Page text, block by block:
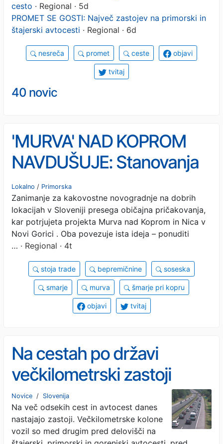
cesto · Regional · 5d
PROMET SE GOSTI: Največ zastojev na primorski in
štajerski avtocesti · Regional · 6d
nesreča promet ceste objavi
tvitaj
40 novic
'MURVA' NAD KOPROM
NAVDUŠUJE: Stanovanja
razprodana, na voljo le še
zadnje hiše (FOTO)
Lokalno / Primorska
Zanimanje za kakovostne novogradnje na dobrih
lokacijah v Sloveniji presega običajna pričakovanja,
kar potrjujeta projekta Murva nad Koprom in Nica v
Novi Gorici . Oba povezuje ista ideja – ponuditi
… · Regional · 4t
stoja trade bepremičnine soseska
smarje murva šmarje pri kopru
objavi tvitaj
Na cestah po državi
večkilometrski zastoji
Novice / Slovenija
Na več odsekih cest in avtocest danes
nastajajo zastoji. Večkilometrske kolone
vozil so med drugim pred delovišči na